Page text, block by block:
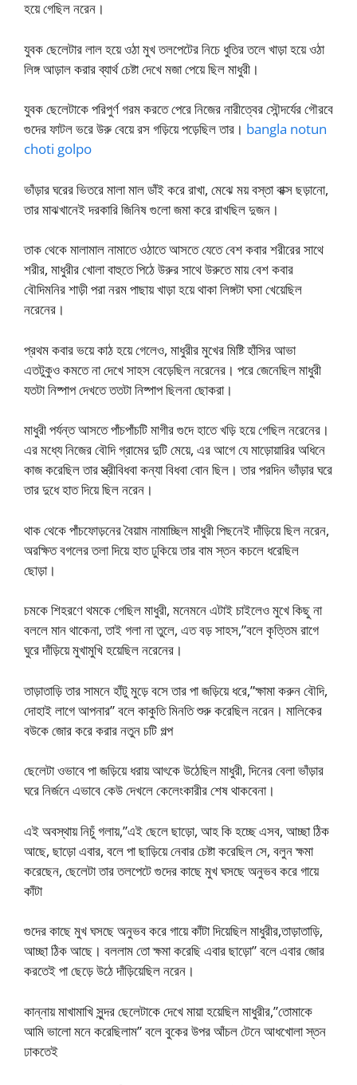
হয়ে গেছিল নরেন।
যুবক ছেলেটার লাল হয়ে ওঠা মুখ তলপেটের নিচে ধুতির তলে খাড়া হয়ে ওঠা
লিঙ্গ আড়াল করার ব্যার্থ চেষ্টা দেখে মজা পেয়ে ছিল মাধুরী।
যুবক ছেলেটাকে পরিপুর্ণ গরম করতে পেরে নিজের নারীত্বের সৌন্দর্যের গৌরবে
গুদের ফাটল ভরে উরু বেয়ে রস গড়িয়ে পড়েছিল তার। bangla notun
choti golpo
ভাঁড়ার ঘরের ভিতরে মালা মাল ডাঁই করে রাখা, মেঝে ময় বস্তা বাক্স ছড়ানো,
তার মাঝখানেই দরকারি জিনিষ গুলো জমা করে রাখছিল দুজন।
তাক থেকে মালামাল নামাতে ওঠাতে আসতে যেতে বেশ কবার শরীরের সাথে
শরীর, মাধুরীর খোলা বাহুতে পিঠে উরুর সাথে উরুতে মায় বেশ কবার
বৌদিমনির শাড়ী পরা নরম পাছায় খাড়া হয়ে থাকা লিঙ্গটা ঘসা খেয়েছিল
নরেনের।
প্রথম কবার ভয়ে কাঠ হয়ে গেলেও, মাধুরীর মুখের মিষ্টি হাঁসির আভা
এতটুকুও কমতে না দেখে সাহস বেড়েছিল নরেনের। পরে জেনেছিল মাধুরী
যতটা নিষ্পাপ দেখতে ততটা নিষ্পাপ ছিলনা ছোকরা।
মাধুরী পর্যন্ত আসতে পাঁচপাঁচটি মাগীর গুদে হাতে খড়ি হয়ে গেছিল নরেনের।
এর মধ্যে নিজের বৌদি গ্রামের দুটি মেয়ে, এর আগে যে মাড়োয়ারির অধিনে
কাজ করেছিল তার স্ত্রীবিধবা কন্যা বিধবা বোন ছিল। তার পরদিন ভাঁড়ার ঘরে
তার দুধে হাত দিয়ে ছিল নরেন।
থাক থেকে পাঁচফোড়নের বৈয়াম নামাচ্ছিল মাধুরী পিছনেই দাঁড়িয়ে ছিল নরেন,
অরক্ষিত বগলের তলা দিয়ে হাত ঢুকিয়ে তার বাম স্তন কচলে ধরেছিল
ছোড়া।
চমকে শিহরণে থমকে গেছিল মাধুরী, মনেমনে এটাই চাইলেও মুখে কিছু না
বললে মান থাকেনা, তাই গলা না তুলে, এত বড় সাহস,”বলে কৃত্তিম রাগে
ঘুরে দাঁড়িয়ে মুখামুখি হয়েছিল নরেনের।
তাড়াতাড়ি তার সামনে হাঁটু মুড়ে বসে তার পা জড়িয়ে ধরে,”ক্ষামা করুন বৌদি,
দোহাই লাগে আপনার” বলে কাকুতি মিনতি শুরু করেছিল নরেন। মালিকের
বউকে জোর করে করার নতুন চটি গল্প
ছেলেটা ওভাবে পা জড়িয়ে ধরায় আৎকে উঠেছিল মাধুরী, দিনের বেলা ভাঁড়ার
ঘরে নির্জনে এভাবে কেউ দেখলে কেলেংকারীর শেষ থাকবেনা।
এই অবস্থায় নিচুঁ গলায়,”এই ছেলে ছাড়ো, আহ কি হচ্ছে এসব, আচ্ছা ঠিক
আছে, ছাড়ো এবার, বলে পা ছাড়িয়ে নেবার চেষ্টা করেছিল সে, বলুন ক্ষমা
করেছেন, ছেলেটা তার তলপেটে গুদের কাছে মুখ ঘসছে অনুভব করে গায়ে
কাঁটা
গুদের কাছে মুখ ঘসছে অনুভব করে গায়ে কাঁটা দিয়েছিল মাধুরীর,তাড়াতাড়ি,
আচ্ছা ঠিক আছে। বললাম তো ক্ষমা করেছি এবার ছাড়ো” বলে এবার জোর
করতেই পা ছেড়ে উঠে দাঁড়িয়েছিল নরেন।
কান্নায় মাখামাখি সুন্দর ছেলেটাকে দেখে মায়া হয়েছিল মাধুরীর,”তোমাকে
আমি ভালো মনে করেছিলাম” বলে বুকের উপর আঁচল টেনে আধখোলা স্তন
ঢাকতেই